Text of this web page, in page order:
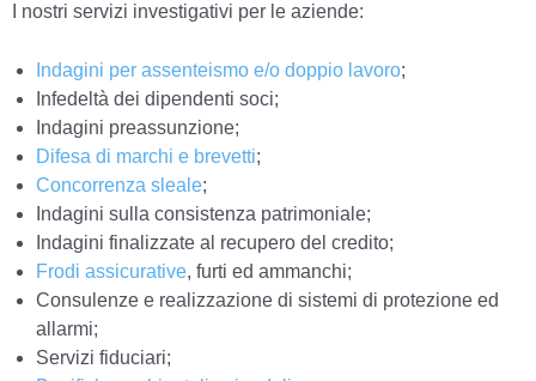
I nostri servizi investigativi per le aziende:
Indagini per assenteismo e/o doppio lavoro;
Infedeltà dei dipendenti soci;
Indagini preassunzione;
Difesa di marchi e brevetti;
Concorrenza sleale;
Indagini sulla consistenza patrimoniale;
Indagini finalizzate al recupero del credito;
Frodi assicurative, furti ed ammanchi;
Consulenze e realizzazione di sistemi di protezione ed
allarmi;
Servizi fiduciari;